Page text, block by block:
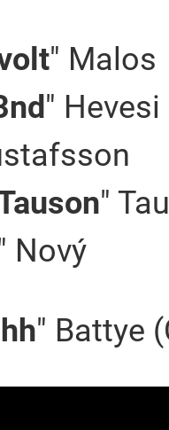
" Malos
" Hevesi
"
Nový
" Battye